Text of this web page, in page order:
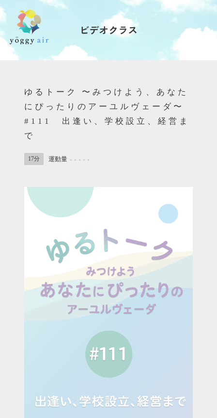
受講の流れ
インストラクター一覧
FAQ / お問い合わせ
yoggy store
yoggy mommy
ログイン
会員規約について
クラス参加にあたっての同意書
特定商取引にかかわる表示
プライバシーポリシー
ビデオクラス
ゆるトーク 〜みつけよう、あなた
にぴったりのアーユルヴェーダ〜
#111 出逢い、学校設立、経営ま
で
17分 運動量 ● ● ● ● ●